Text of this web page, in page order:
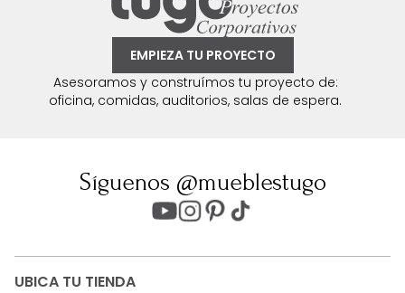
EMPIEZA TU PROYECTO
Asesoramos y construímos tu proyecto de:
oficina, comidas, auditorios, salas de espera.
Síguenos @mueblestugo
UBICA TU TIENDA